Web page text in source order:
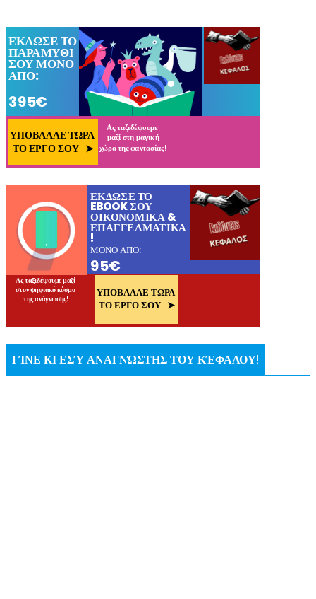
ΓΊΝΕ ΚΙ ΕΣΎ ΑΝΑΓΝΏΣΤΗΣ ΤΟΥ ΚΈΦΑΛΟΥ!